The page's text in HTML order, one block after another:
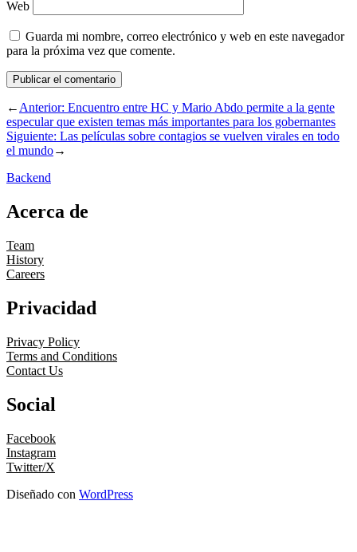
Web
Guarda mi nombre, correo electrónico y web en este navegador
para la próxima vez que comente.
←Anterior: Encuentro entre HC y Mario Abdo permite a la gente
especular que existen temas más importantes para los gobernantes
Siguiente: Las películas sobre contagios se vuelven virales en todo
el mundo→
Backend
Acerca de
Team
History
Careers
Privacidad
Privacy Policy
Terms and Conditions
Contact Us
Social
Facebook
Instagram
Twitter/X
Diseñado con WordPress